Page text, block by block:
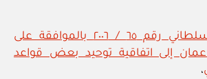
المرسوم السلطاني رقم ٦٥ / ٢٠٠٦ بالموافقة على
إلى اتفاقية توحيد بعض قواعد
،